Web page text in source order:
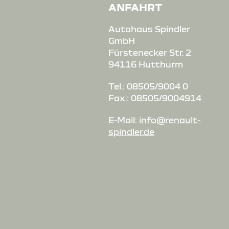
ANFAHRT
Autohaus Spindler
GmbH
Fürstenecker Str. 2
94116 Hutthurm
Tel.: 08505/9004 0
Fax.: 08505/9004914
E-Mail: info@renault-
spindler.de